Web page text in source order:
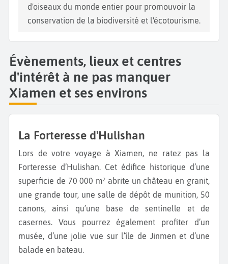
d'oiseaux du monde entier pour promouvoir la
conservation de la biodiversité et l'écotourisme.
Évènements, lieux et centres
d'intérêt à ne pas manquer
Xiamen et ses environs
La Forteresse d'Hulishan
Lors de votre voyage à Xiamen, ne ratez pas la
Forteresse d’Hulishan. Cet édifice historique d’une
superficie de 70 000 m² abrite un château en granit,
une grande tour, une salle de dépôt de munition, 50
canons, ainsi qu’une base de sentinelle et de
casernes. Vous pourrez également profiter d’un
musée, d’une jolie vue sur l’île de Jinmen et d’une
balade en bateau.